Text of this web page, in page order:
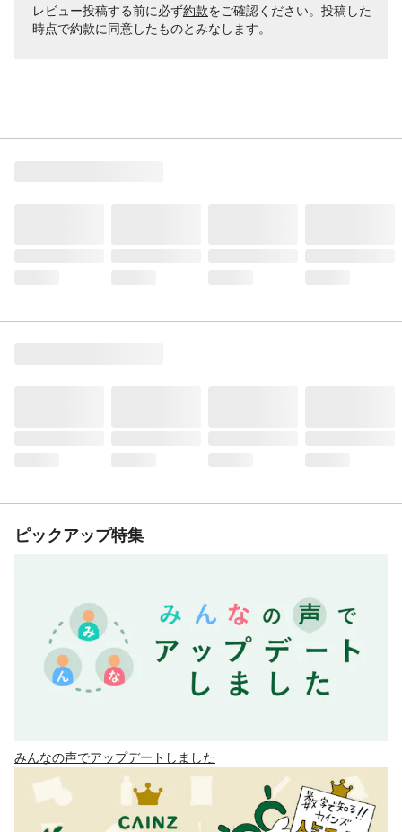
レビュー投稿する前に必ず約款をご確認ください。投稿した
時点で約款に同意したものとみなします。
ピックアップ特集
みんなの声でアップデートしました